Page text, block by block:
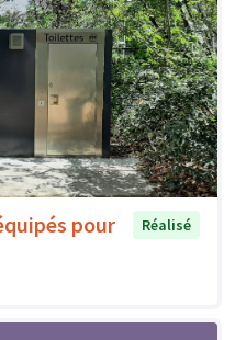
pour
Réalisé